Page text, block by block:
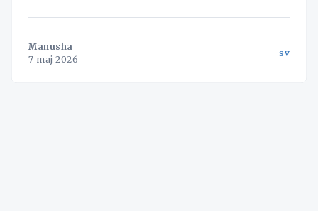
Manusha
7 maj 2026
sv